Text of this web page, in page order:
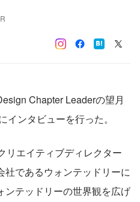
Chapter Leaderの望月
インタビューを行った。
リエイティブディレクター
社であるウォンテッドリーに
ンテッドリーの世界観を広げ